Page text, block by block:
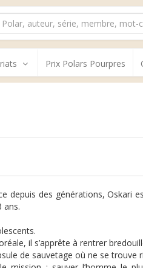
Prix Polars Pourpres
depuis des générations, Oskari
ans.
il s’apprête à rentrer
de sauvetage où ne se